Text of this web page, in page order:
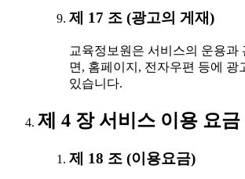
제 17 조 (광고의 게재)
교육정보원은 서비스의 운용과
면, 홈페이지, 전자우편 등에 광
있습니다.
제 4 장 서비스 이용 요금
제 18 조 (이용요금)